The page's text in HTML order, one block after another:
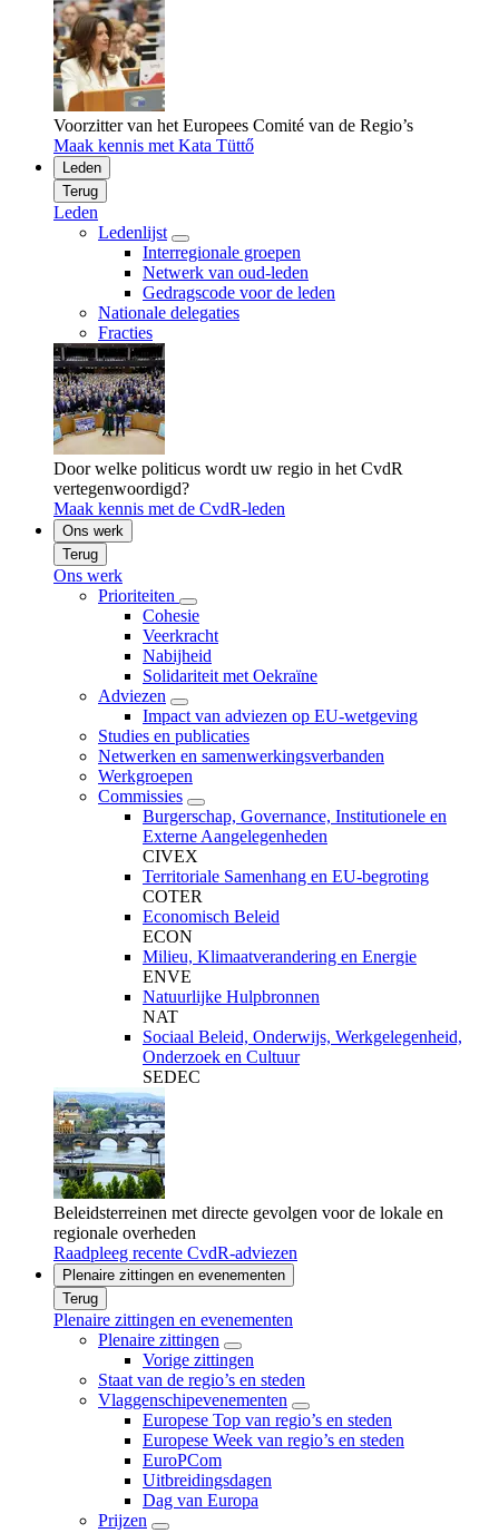
Voorzitter van het Europees Comité van de Regio’s
Maak kennis met Kata Tüttő
Leden
Terug
Leden
Ledenlijst
Interregionale groepen
Netwerk van oud-leden
Gedragscode voor de leden
Nationale delegaties
Fracties
Door welke politicus wordt uw regio in het CvdR
vertegenwoordigd?
Maak kennis met de CvdR-leden
Ons werk
Terug
Ons werk
Prioriteiten
Cohesie
Veerkracht
Nabijheid
Solidariteit met Oekraïne
Adviezen
Impact van adviezen op EU-wetgeving
Studies en publicaties
Netwerken en samenwerkingsverbanden
Werkgroepen
Commissies
Burgerschap, Governance, Institutionele en
Externe Aangelegenheden
CIVEX
Territoriale Samenhang en EU-begroting
COTER
Economisch Beleid
ECON
Milieu, Klimaatverandering en Energie
ENVE
Natuurlijke Hulpbronnen
NAT
Sociaal Beleid, Onderwijs, Werkgelegenheid,
Onderzoek en Cultuur
SEDEC
Beleidsterreinen met directe gevolgen voor de lokale en
regionale overheden
Raadpleeg recente CvdR-adviezen
Plenaire zittingen en evenementen
Terug
Plenaire zittingen en evenementen
Plenaire zittingen
Vorige zittingen
Staat van de regio’s en steden
Vlaggenschipevenementen
Europese Top van regio’s en steden
Europese Week van regio’s en steden
EuroPCom
Uitbreidingsdagen
Dag van Europa
Prijzen